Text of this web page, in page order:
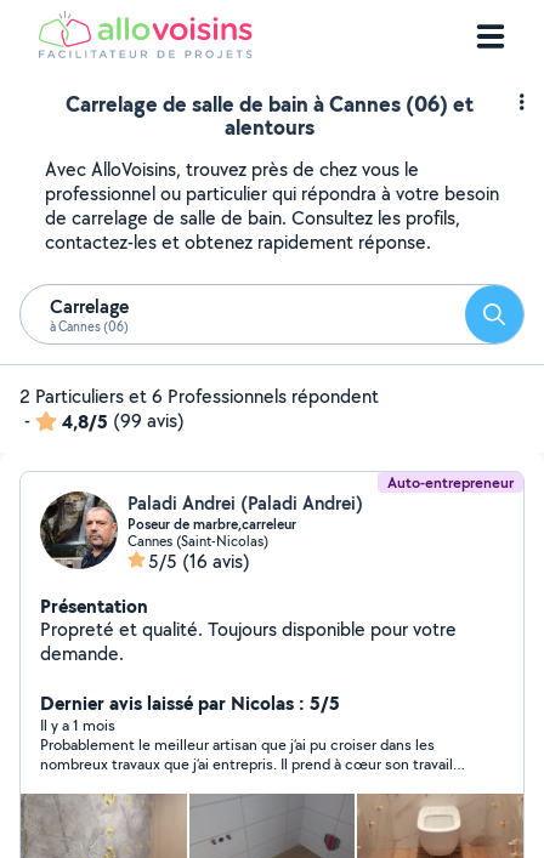
Carrelage de salle de bain à Cannes (06) et
alentours
Avec AlloVoisins, trouvez près de chez vous le
professionnel ou particulier qui répondra à votre besoin
de carrelage de salle de bain. Consultez les profils,
contactez-les et obtenez rapidement réponse.
Carrelage
à Cannes (06)
2 Particuliers et 6 Professionnels répondent
-
4,8/5 (99 avis)
Auto-entrepreneur
Paladi Andrei (Paladi Andrei)
Poseur de marbre,carreleur
Cannes (Saint-Nicolas)
5/5 (16 avis)
Présentation
Propreté et qualité. Toujours disponible pour votre
demande.
Dernier avis laissé par Nicolas : 5/5
Il y a 1 mois
Probablement le meilleur artisan que j’ai pu croiser dans les
nombreux travaux que j’ai entrepris. Il prend à cœur son travail